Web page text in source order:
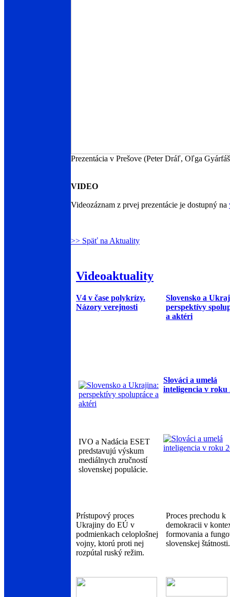
Prezentácia v Prešove (Peter Dráľ, Oľga
VIDEO
Videozáznam z prvej prezentácie je dostupný na
>> Späť na Aktuality
Videoaktuality
V4 v čase polykrízy.
Názory verejnosti
Slovensko a
perspektívy
a aktéri
Slováci a umelá
inteligencia v roku
IVO a Nadácia ESET
predstavujú výskum
mediálnych zručností
slovenskej populácie.
Prístupový proces
Ukrajiny do EÚ v
podmienkach celoplošnej
vojny, ktorú proti nej
rozpútal ruský režim.
Proces prechodu k
demokracii v
formovania a
slovenskej štátnosti.